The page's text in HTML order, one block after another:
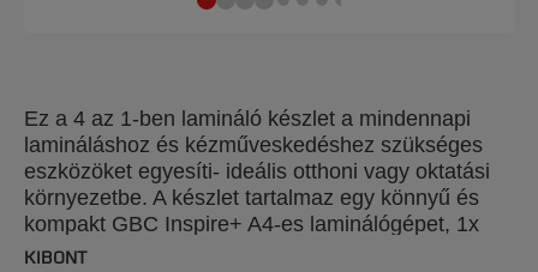
Ez a 4 az 1-ben lamináló készlet a mindennapi
lamináláshoz és kézműveskedéshez szükséges
eszközöket egyesíti- ideális otthoni vagy oktatási
környezetbe. A készlet tartalmaz egy könnyű és
kompakt GBC Inspire+ A4-es laminálógépet, 1x
sarokvágót az éles szélek levágásához, 1x
KIBONT